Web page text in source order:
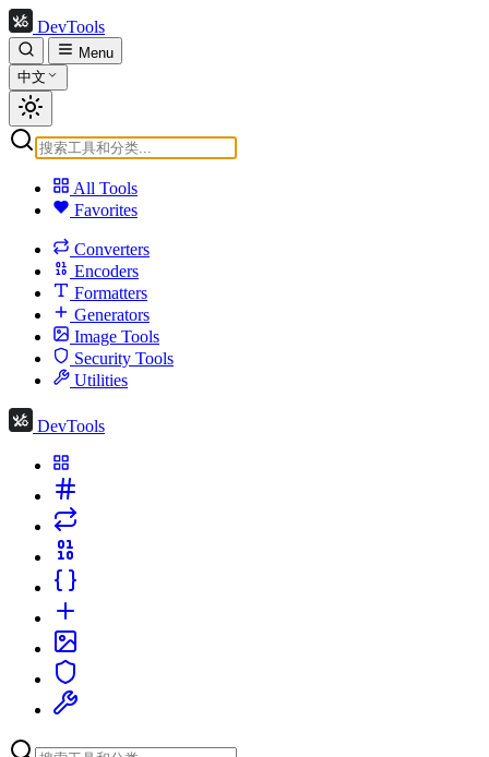
DevTools
Menu
中文
All Tools
Favorites
Converters
Encoders
Formatters
Generators
Image Tools
Security Tools
Utilities
DevTools